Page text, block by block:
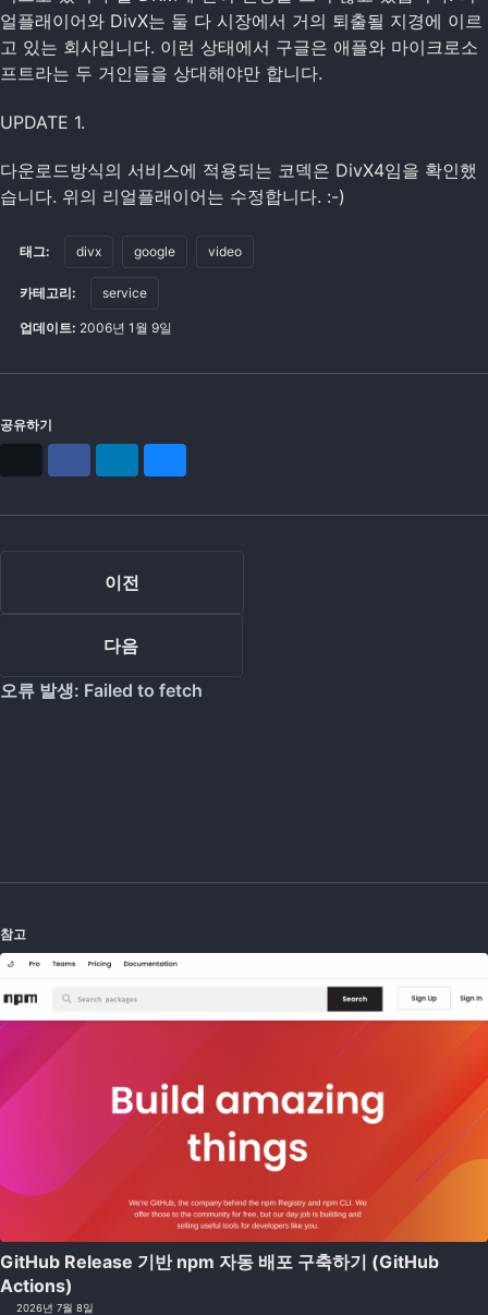
얼플래이어와 DivX는 둘 다 시장에서 거의 퇴출될 지경에 이르
고 있는 회사입니다. 이런 상태에서 구글은 애플와 마이크로소
프트라는 두 거인들을 상대해야만 합니다.
UPDATE 1.
다운로드방식의 서비스에 적용되는 코덱은 DivX4임을 확인했
습니다. 위의 리얼플래이어는 수정합니다. :-)
태그: divx google video
카테고리: service
업데이트: 2006년 1월 9일
공유하기
이전
다음
참고
GitHub Release 기반 npm 자동 배포 구축하기 (GitHub
Actions)
2026년 7월 8일